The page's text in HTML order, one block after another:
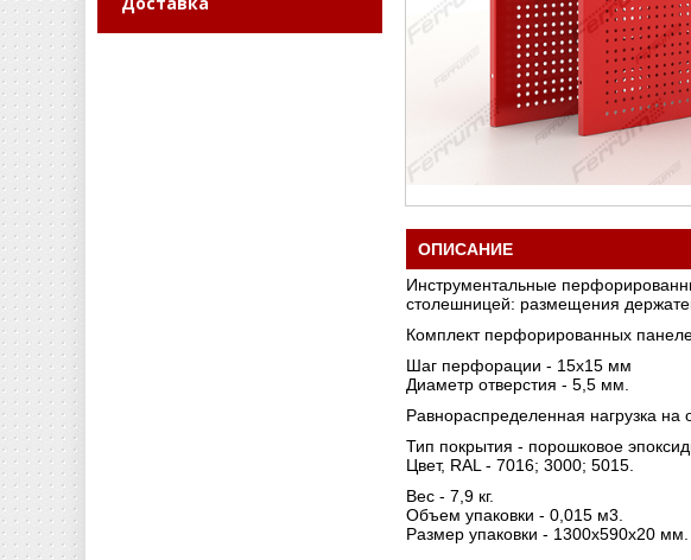
ОПИСАНИЕ
Инструментальные
столешницей: размещения
Комплект перфорированных
Шаг перфорации - 15х15 мм
Диаметр отверстия - 5,5 мм.
Равнораспределенная нагрузка на
Тип покрытия - порошковое
Цвет, RAL - 7016; 3000; 5015.
Вес - 7,9 кг.
Объем упаковки - 0,015 м3.
Размер упаковки - 1300х590х20 мм.